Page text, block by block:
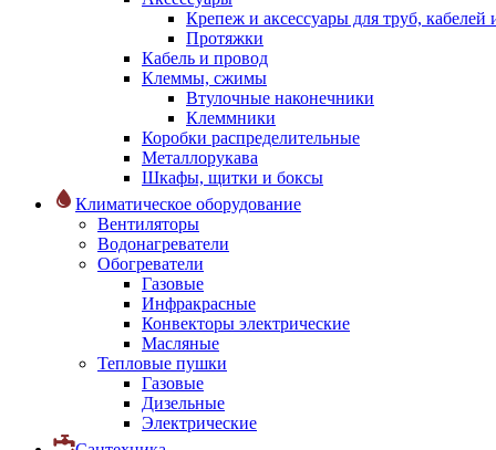
Крепеж и аксессуары для труб, кабелей
Протяжки
Кабель и провод
Клеммы, сжимы
Втулочные наконечники
Клеммники
Коробки распределительные
Металлорукава
Шкафы, щитки и боксы
Климатическое оборудование
Вентиляторы
Водонагреватели
Обогреватели
Газовые
Инфракрасные
Конвекторы электрические
Масляные
Тепловые пушки
Газовые
Дизельные
Электрические